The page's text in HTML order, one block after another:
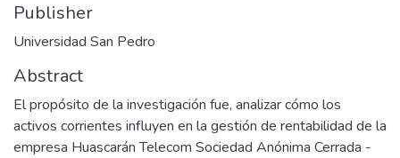
Publisher
Universidad San Pedro
Abstract
El propósito de la investigación fue, analizar cómo los
activos corrientes influyen en la gestión de rentabilidad de la
empresa Huascarán Telecom Sociedad Anónima Cerrada -